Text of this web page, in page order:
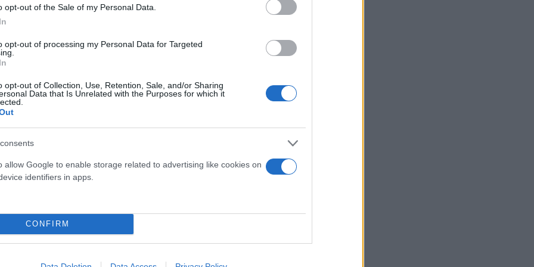
opt-out of the Sale of my Personal Data.
opt-out of processing my Personal Data for Targeted
opt-out of Collection, Use, Retention, Sale, and/or Sharing
Data that Is Unrelated with the Purposes for which it
allow Google to enable storage related to advertising like cookies on
identifiers in apps.
CONFIRM
15-17 λεπτά. Η σοκολατόπιτα δεν γίνεται σαν κέικ.
, για να μην σας απλώσει και βγει πολύ λεπτή.